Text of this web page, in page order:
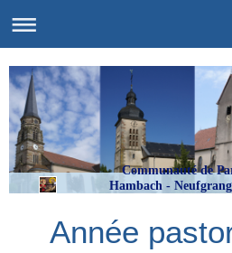
Communauté de
Hambach -
Année